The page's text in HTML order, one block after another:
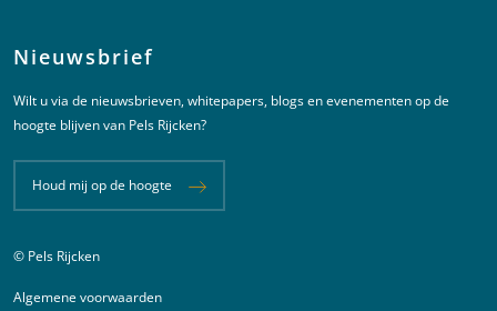
Nieuwsbrief
Wilt u via de nieuwsbrieven, whitepapers, blogs en evenementen op de
hoogte blijven van Pels Rijcken?
Houd mij op de hoogte
Juridische informatie
© Pels Rijcken
Algemene voorwaarden